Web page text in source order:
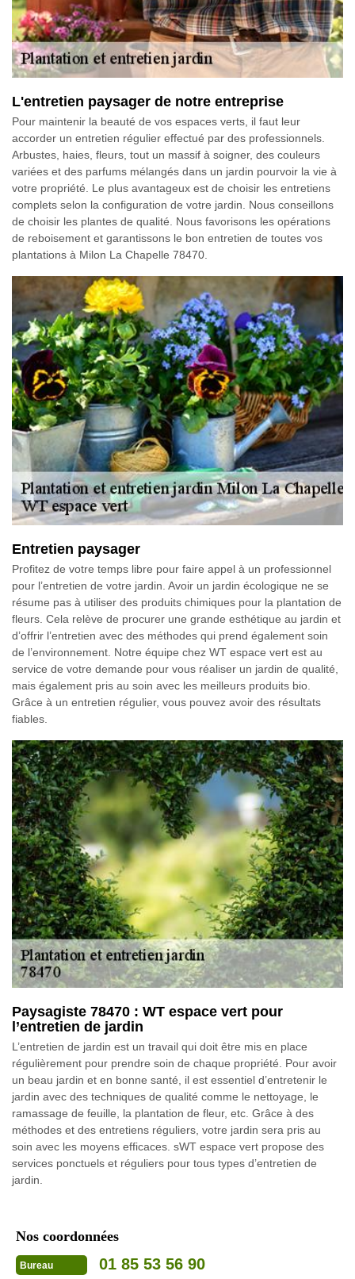
L'entretien paysager de notre entreprise
Pour maintenir la beauté de vos espaces verts, il faut leur
accorder un entretien régulier effectué par des professionnels.
Arbustes, haies, fleurs, tout un massif à soigner, des couleurs
variées et des parfums mélangés dans un jardin pourvoir la vie à
votre propriété. Le plus avantageux est de choisir les entretiens
complets selon la configuration de votre jardin. Nous conseillons
de choisir les plantes de qualité. Nous favorisons les opérations
de reboisement et garantissons le bon entretien de toutes vos
plantations à Milon La Chapelle 78470.
Entretien paysager
Profitez de votre temps libre pour faire appel à un professionnel
pour l’entretien de votre jardin. Avoir un jardin écologique ne se
résume pas à utiliser des produits chimiques pour la plantation de
fleurs. Cela relève de procurer une grande esthétique au jardin et
d’offrir l’entretien avec des méthodes qui prend également soin
de l’environnement. Notre équipe chez WT espace vert est au
service de votre demande pour vous réaliser un jardin de qualité,
mais également pris au soin avec les meilleurs produits bio.
Grâce à un entretien régulier, vous pouvez avoir des résultats
fiables.
Paysagiste 78470 : WT espace vert pour
l’entretien de jardin
L’entretien de jardin est un travail qui doit être mis en place
régulièrement pour prendre soin de chaque propriété. Pour avoir
un beau jardin et en bonne santé, il est essentiel d’entretenir le
jardin avec des techniques de qualité comme le nettoyage, le
ramassage de feuille, la plantation de fleur, etc. Grâce à des
méthodes et des entretiens réguliers, votre jardin sera pris au
soin avec les moyens efficaces. sWT espace vert propose des
services ponctuels et réguliers pour tous types d’entretien de
jardin.
Nos coordonnées
Bureau 01 85 53 56 90